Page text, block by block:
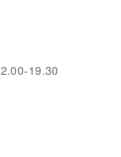
19.30